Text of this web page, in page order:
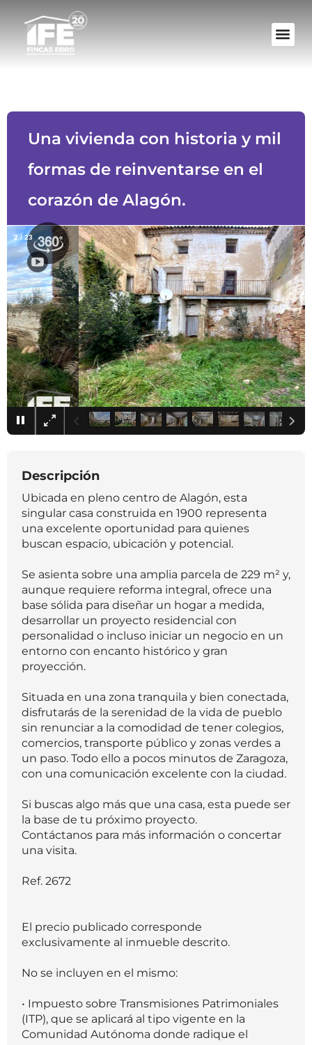
Una vivienda con historia y mil
formas de reinventarse en el
corazón de Alagón.
×
2 /23
Descripción
Ubicada en pleno centro de Alagón, esta
singular casa construida en 1900 representa
una excelente oportunidad para quienes
buscan espacio, ubicación y potencial.
Se asienta sobre una amplia parcela de 229 m² y,
aunque requiere reforma integral, ofrece una
base sólida para diseñar un hogar a medida,
desarrollar un proyecto residencial con
personalidad o incluso iniciar un negocio en un
entorno con encanto histórico y gran
proyección.
Situada en una zona tranquila y bien conectada,
disfrutarás de la serenidad de la vida de pueblo
sin renunciar a la comodidad de tener colegios,
comercios, transporte público y zonas verdes a
un paso. Todo ello a pocos minutos de Zaragoza,
con una comunicación excelente con la ciudad.
Si buscas algo más que una casa, esta puede ser
la base de tu próximo proyecto.
Contáctanos para más información o concertar
una visita.
Ref. 2672
El precio publicado corresponde
exclusivamente al inmueble descrito.
No se incluyen en el mismo:
• Impuesto sobre Transmisiones Patrimoniales
(ITP), que se aplicará al tipo vigente en la
Comunidad Autónoma donde radique el